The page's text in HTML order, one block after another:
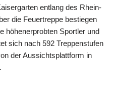
entlang des Rhein-
die Feuertreppe bestiegen
höhenerprobten Sportler und
sich nach 592 Treppenstufen
der Aussichts­plattform in